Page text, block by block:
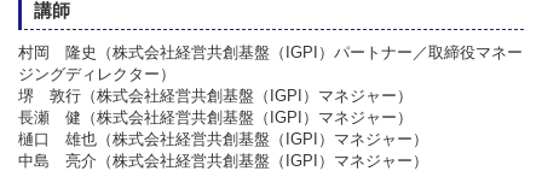
講師
村岡 隆史（株式会社経営共創基盤（IGPI）パートナー／取締役マネー
ジングディレクター）
堺 敦行（株式会社経営共創基盤（IGPI）マネジャー）
長瀬 健（株式会社経営共創基盤（IGPI）マネジャー）
樋口 雄也（株式会社経営共創基盤（IGPI）マネジャー）
中島 亮介（株式会社経営共創基盤（IGPI）マネジャー）